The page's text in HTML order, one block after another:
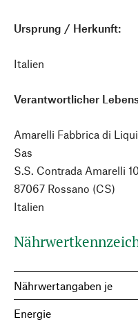
Ursprung / Herkunft:
Italien
Verantwortlicher
Amarelli Fabbrica di
Sas
S.S. Contrada Amarelli
87067 Rossano (CS)
Italien
Nährwertangaben je
Energie